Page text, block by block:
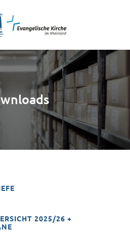
2025/26 +